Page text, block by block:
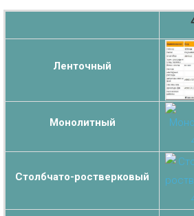
Ленточный
Монолитный
Столбчато-ростверковый